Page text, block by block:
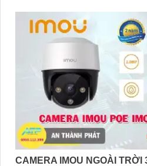
CAMERA IMOU NGOÀI TRỜI